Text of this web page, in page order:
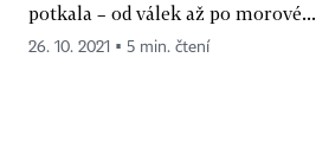
potkala – od válek až po morové...
26. 10. 2021 ▪ 5 min. čtení